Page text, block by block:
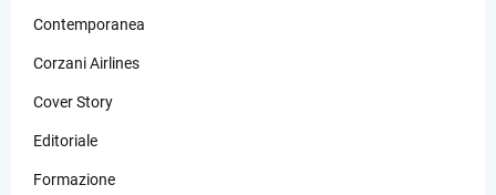
Contemporanea
Corzani Airlines
Cover Story
Editoriale
Formazione